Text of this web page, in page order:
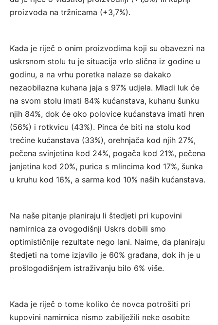
proizvoda na tržnicama (+3,7%).
Kada je riječ o onim proizvodima koji su obavezni na
uskrsnom stolu tu je situacija vrlo slična iz godine u
godinu, a na vrhu poretka nalaze se dakako
nezaobilazna kuhana jaja s 97% udjela. Mladi luk će
na svom stolu imati 84% kućanstava, kuhanu šunku
njih 84%, dok će oko polovice kućanstava imati hren
(56%) i rotkvicu (43%). Pinca će biti na stolu kod
trećine kućanstava (33%), orehnjača kod njih 27%,
pečena svinjetina kod 24%, pogača kod 21%, pečena
janjetina kod 20%, purica s mlincima kod 17%, šunka
u kruhu kod 16%, a sarma kod 10% naših kućanstava.
Na naše pitanje planiraju li štedjeti pri kupovini
namirnica za ovogodišnji Uskrs dobili smo
optimističnije rezultate nego lani. Naime, da planiraju
štedjeti na tome izjavilo je 60% građana, dok ih je u
prošlogodišnjem istraživanju bilo 6% više.
Kada je riječ o tome koliko će novca potrošiti pri
kupovini namirnica nismo zabilježili neke osobite